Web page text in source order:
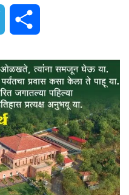
Telegram